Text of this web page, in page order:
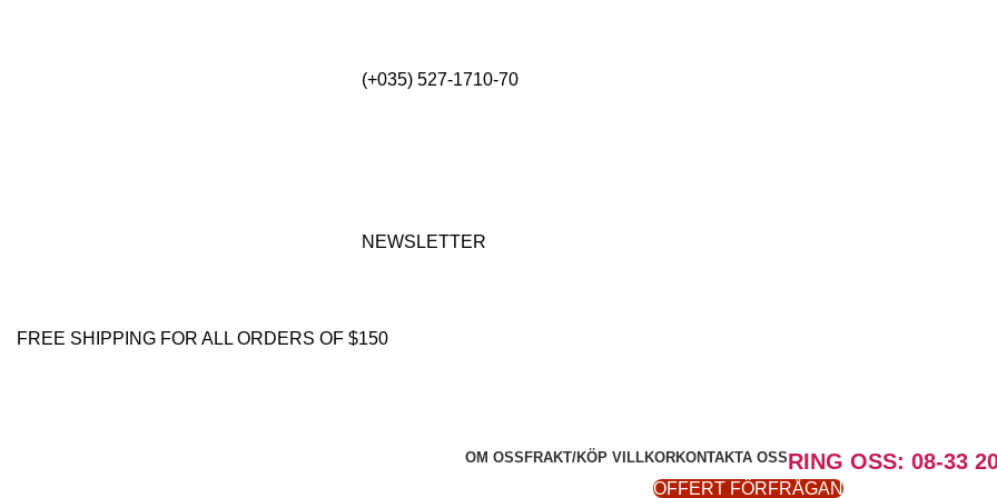
(+035) 527-1710-70
NEWSLETTER
FREE SHIPPING FOR ALL ORDERS OF $150
OM OSS FRAKT/KÖP VILLKORKONTAKTA OSSRING OSS: 08-33
OFFERT FÖRFRÅGAN